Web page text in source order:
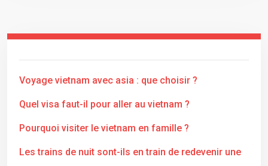
Voyage vietnam avec asia : que choisir ?
Quel visa faut-il pour aller au vietnam ?
Pourquoi visiter le vietnam en famille ?
Les trains de nuit sont-ils en train de redevenir une